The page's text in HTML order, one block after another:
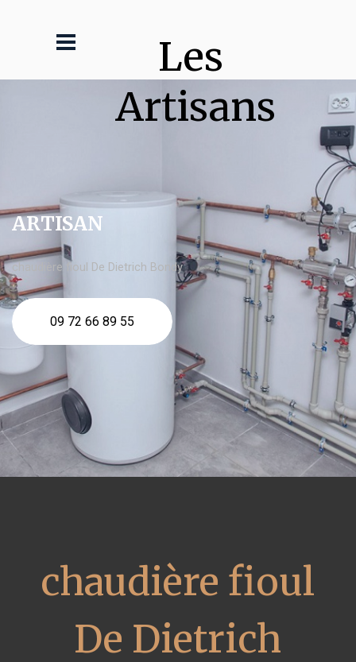
Les
Artisans
ARTISAN
chaudière fioul De Dietrich Bondy
09 72 66 89 55
chaudière fioul
De Dietrich